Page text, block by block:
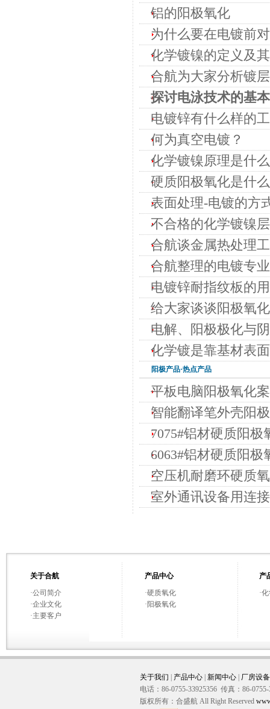
铝的阳极氧化
为什么要在电镀前
化学镀镍的定义及
合航为大家分析镀
探讨电泳技术的基
电镀锌有什么样的
何为真空电镀？
化学镀镍原理是什
硬质阳极氧化是什
表面处理-电镀的方
不合格的化学镀镍
合航谈金属热处理
合航整理的电镀专
电镀锌耐指纹板的
给大家谈谈阳极氧
电解、阳极极化与
化学镀是靠基材表
阳极产品·热点产品
平板电脑阳极氧化
智能翻译笔外壳阳
7075#铝材硬质阳极
6063#铝材硬质阳极
空压机耐磨环硬质
室外通讯设备用连
关于合航
·公司简介
·企业文化
·主要客户
产品中心
·硬质氧化
·阳极氧化
产
·
关于我们 | 产品中心 | 新闻中心 | 厂房设备
电话：86-0755-33925356 传真：86-
版权所有：合盛航 All Right Reserved